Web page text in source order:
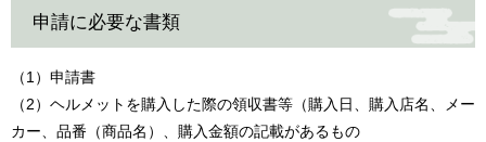
申請に必要な書類
（1）申請書
（2）ヘルメットを購入した際の領収書等（購入日、購入店名、メー
カー、品番（商品名）、購入金額の記載があるもの